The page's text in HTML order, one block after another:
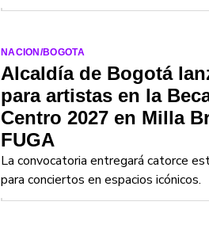
NACION/BOGOTA
Alcaldía de Bogotá
para artistas en la
Centro 2027 en Milla
FUGA
La convocatoria entregará catorce
para conciertos en espacios icónicos.